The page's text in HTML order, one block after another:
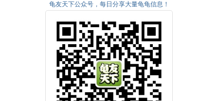
龟友天下公众号，每日分享大量龟龟信息！